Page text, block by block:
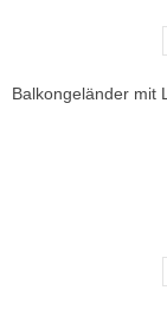
Balkongeländer mit